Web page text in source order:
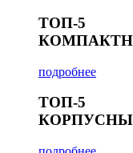
ТОП-5
подробнее
ТОП-5